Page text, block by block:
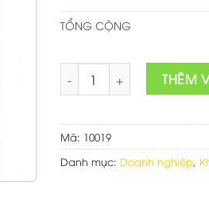
TỔNG CỘNG
Theme wordpress bán
THÊM
Mã: 10019
Danh mục: Doanh nghiệp,